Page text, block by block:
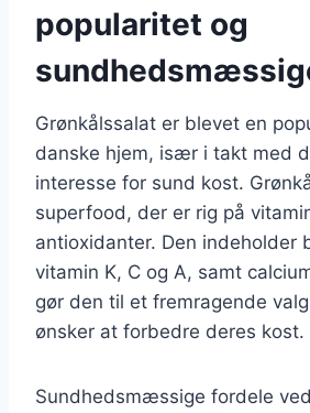
popularitet og
Grønkålssalat er blevet en
danske hjem, især i takt med
interesse for sund kost.
superfood, der er rig på
antioxidanter. Den indeholder
vitamin K, C og A, samt
gør den til et fremragende
ønsker at forbedre deres kost.
Sundhedsmæssige fordele